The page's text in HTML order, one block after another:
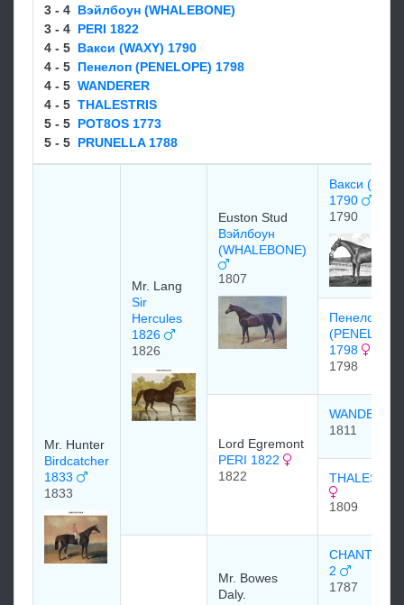
3 - 4 Вэйлбоун (WHALEBONE)
3 - 4 PERI 1822
4 - 5 Вакси (WAXY) 1790
4 - 5 Пенелоп (PENELOPE) 1798
4 - 5 WANDERER
4 - 5 THALESTRIS
5 - 5 POT8OS 1773
5 - 5 PRUNELLA 1788
Mr. Hunter
Birdcatcher
1833
1833
Mr. Lang
Sir
Hercules
1826
1826
Euston Stud
Вэйлбоун
(WHALEBONE)
1807
Вакси
1790
1790
Пенелоп
(PENELOPE)
1798
1798
Lord Egremont
PERI 1822
1822
WANDERER
1811
1809
Mr. Bowes
Daly.
2
1787